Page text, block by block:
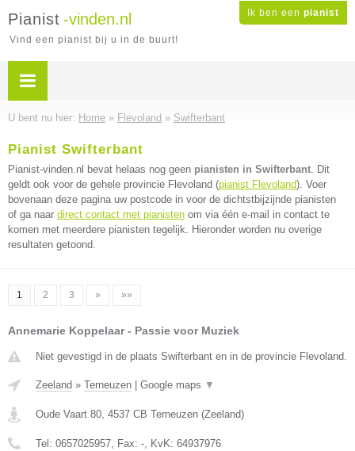
Ik ben een pianist
Pianist -vinden.nl
Vind een pianist bij u in de buurt!
U bent nu hier: Home » Flevoland » Swifterbant
Pianist Swifterbant
Pianist-vinden.nl bevat helaas nog geen pianisten in Swifterbant. Dit
geldt ook voor de gehele provincie Flevoland (pianist Flevoland). Voer
bovenaan deze pagina uw postcode in voor de dichtstbijzijnde pianisten
of ga naar direct contact met pianisten om via één e-mail in contact te
komen met meerdere pianisten tegelijk. Hieronder worden nu overige
resultaten getoond.
1 2 3 » »»
Annemarie Koppelaar - Passie voor Muziek
Niet gevestigd in de plaats Swifterbant en in de provincie Flevoland.
Zeeland » Terneuzen Google maps ▼
Oude Vaart 80, 4537 CB Terneuzen (Zeeland)
Tel: 0657025957, Fax: -, KvK: 64937976